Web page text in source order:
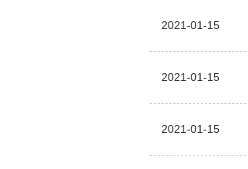
2021-01-15
2021-01-15
2021-01-15